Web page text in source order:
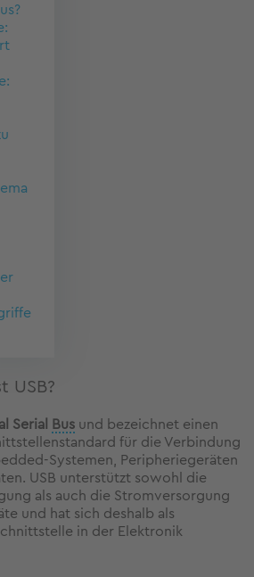
USB?
Serial Bus und bezeichnet einen
für die Verbindung
Systemen, Peripheriegeräten
USB unterstützt sowohl die
als auch die Stromversorgung
und hat sich deshalb als
in der Elektronik